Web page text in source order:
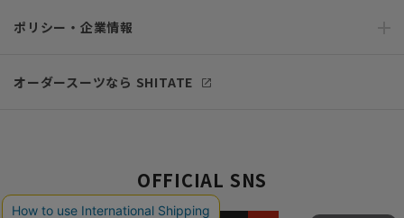
ポリシー・企業情報
オーダースーツなら SHITATE
OFFICIAL SNS